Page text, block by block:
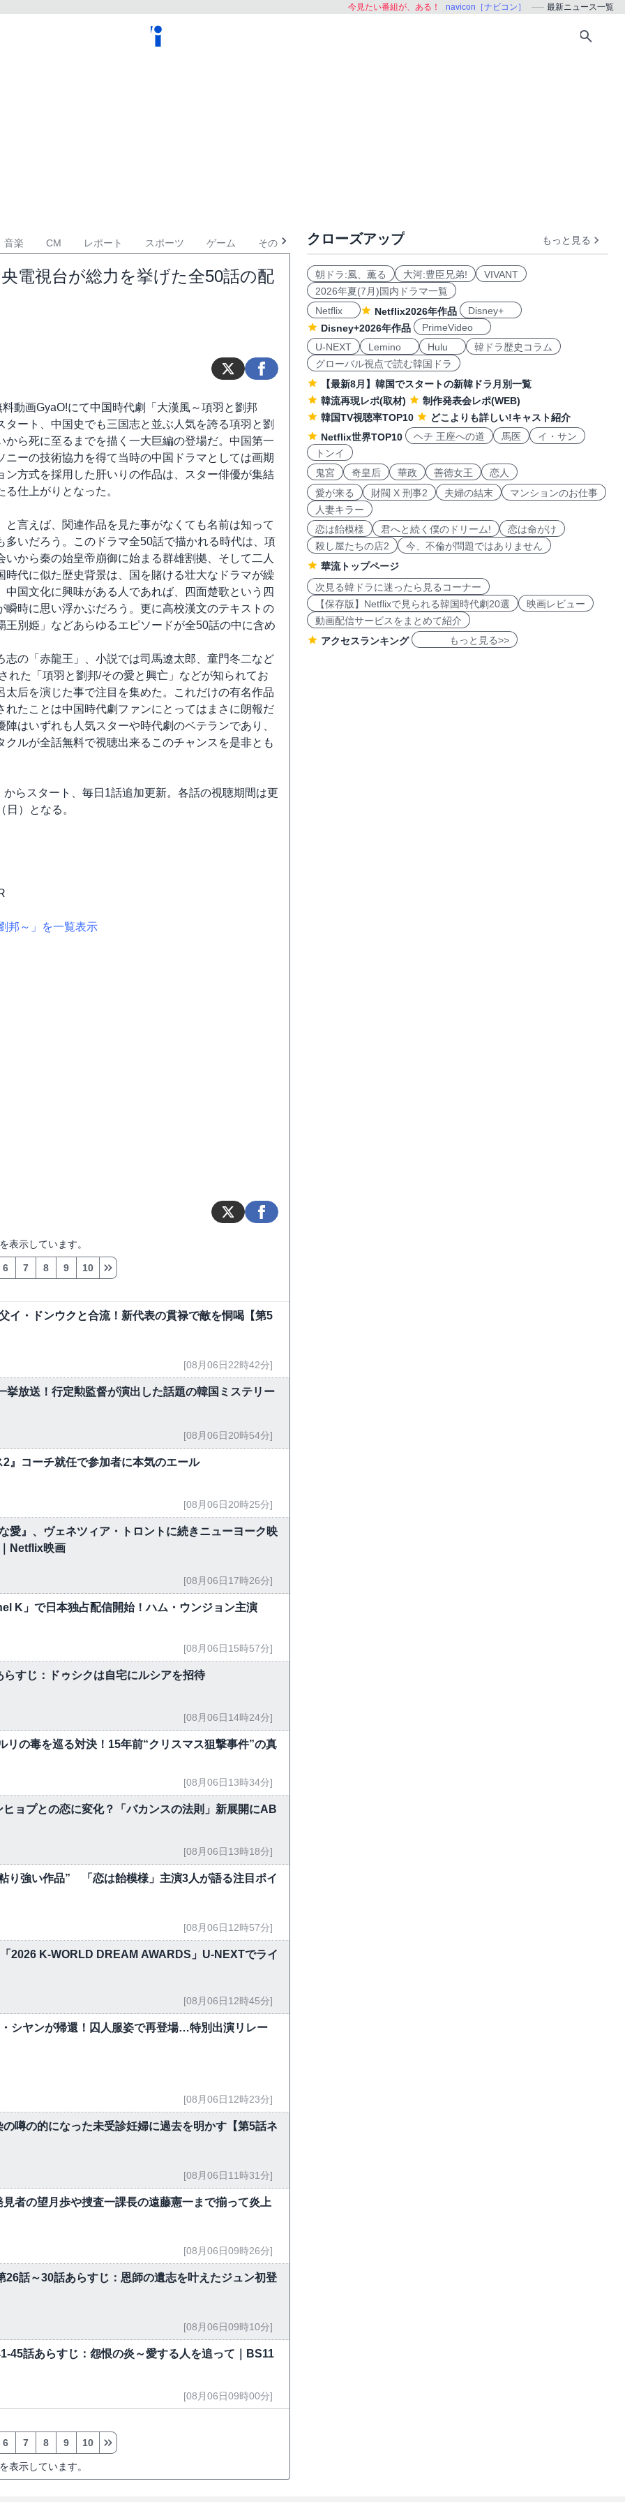
今見たい番組が、ある！ navicon［ナビコン］ 最新ニュース一覧
音楽 CM レポート スポーツ ゲーム その他
電視台が総力を挙げた全50話の配
動画GyaO!にて中国時代劇「大漢風～項羽と劉邦
タート、中国史でも三国志と並ぶ人気を誇る項羽と劉
から死に至るまでを描く一大巨編の登場だ。中国第一
ニーの技術協力を得て当時の中国ドラマとしては画期
ン方式を採用した肝いりの作品は、スター俳優が集結
る仕上がりとなった。
と言えば、関連作品を見た事がなくても名前は知って
多いだろう。このドラマ全50話で描かれる時代は、項
いから秦の始皇帝崩御に始まる群雄割拠、そして二人
代に似た歴史背景は、国を賭ける壮大なドラマが繰
国文化に興味がある人であれば、四面楚歌という四
時に思い浮かぶだろう。更に高校漢文のテキストの
別姫」などあらゆるエピソードが全50話の中に含め
の「赤龍王」、小説では司馬遼太郎、童門冬二など
れた「項羽と劉邦/その愛と興亡」などが知られてお
后を演じた事で注目を集めた。これだけの有名作品
たことは中国時代劇ファンにとってはまさに朗報だ
はいずれも人気スターや時代劇のベテランであり、
ルが全話無料で視聴出来るこのチャンスを是非とも
らスタート、毎日1話追加更新。各話の視聴期間は更
）となる。
邦～」を一覧表示
表示しています。
6 7 8 9 10
イ・ドンウクと合流！新代表の貫禄で敵を恫喝【第5
[08月06日22時42分]
挙放送！行定勲監督が演出した話題の韓国ミステリー
[08月06日20時54分]
』コーチ就任で参加者に本気のエール
[08月06日20時25分]
愛』、ヴェネツィア・トロントに続きニューヨーク映
Netflix映画
[08月06日17時26分]
K」で日本独占配信開始！ハム・ウンジョン主演
[08月06日15時57分]
すじ：ドゥシクは自宅にルシアを招待
[08月06日14時24分]
リの毒を巡る対決！15年前“クリスマス狙撃事件”の真
[08月06日13時34分]
ョプとの恋に変化？「バカンスの法則」新展開にAB
[08月06日13時18分]
り強い作品” 「恋は飴模様」主演3人が語る注目ポイ
[08月06日12時57分]
2026 K-WORLD DREAM AWARDS」U-NEXTでライ
[08月06日12時45分]
シヤンが帰還！囚人服姿で再登場…特別出演リレー
[08月06日12時23分]
噂の的になった未受診妊婦に過去を明かす【第5話ネ
[08月06日11時31分]
者の望月歩や捜査一課長の遠藤憲一まで揃って炎上
[08月06日09時26分]
話～30話あらすじ：恩師の遺志を叶えたジュン初登
[08月06日09時10分]
45話あらすじ：怨恨の炎～愛する人を追って｜BS11
[08月06日09時00分]
表示しています。
6 7 8 9 10
クローズアップ もっと見る
朝ドラ:風、薫る 大河:豊臣兄弟!
VIVANT
2026年夏(7月)国内ドラマ一覧
Netflix
Netflix2026年作品
Disney+
Disney+2026年作品
PrimeVideo
U-NEXT
Lemino Hulu
韓ドラ歴史コラム
グローバル視点で読む韓国ドラ
【最新8月】韓国でスタートの新韓ドラ月別一覧
韓流再現レポ(取材)
制作発表会レポ(WEB)
韓国TV視聴率TOP10
どこよりも詳しい!キャスト紹介
Netflix世界TOP10
ヘチ 王座への道 馬医
イ・サン
トンイ
鬼宮
奇皇后 華政 善徳女王
恋人
愛が来る
財閥 X 刑事2 夫婦の結末
マンションのお仕事
人妻キラー
恋は飴模様
君へと続く僕のドリーム!
恋は命がけ
殺し屋たちの店2
今、不倫が問題ではありません
華流トップページ
次見る韓ドラに迷ったら見るコーナー
【保存版】Netflixで見られる韓国時代劇20選
映画レビュー
動画配信サービスをまとめて紹介
アクセスランキング
もっと見る>>